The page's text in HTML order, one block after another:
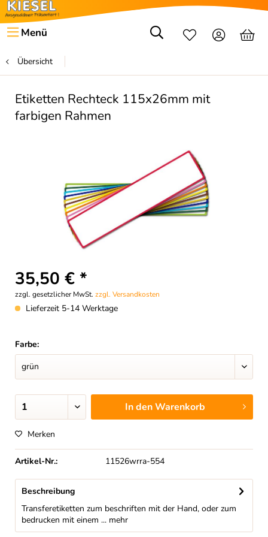
Menü
Übersicht
Etiketten Rechteck 115x26mm mit
farbigen Rahmen
35,50 € *
zzgl. gesetzlicher MwSt. zzgl. Versandkosten
Lieferzeit 5-14 Werktage
Farbe:
In denWarenkorb
Merken
Artikel-Nr.: 11526wrra-554
Beschreibung
Transferetiketten zum beschriften mit der Hand, oder zum
bedrucken mit einem ... mehr